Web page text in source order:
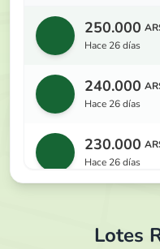
invulnerabilidad.
250.000
hace 26 días
240.000
hace 26 días
230.000
hace 26 días
Lotes